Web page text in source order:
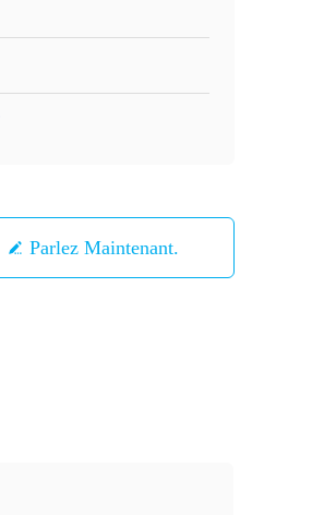
Parlez Maintenant.